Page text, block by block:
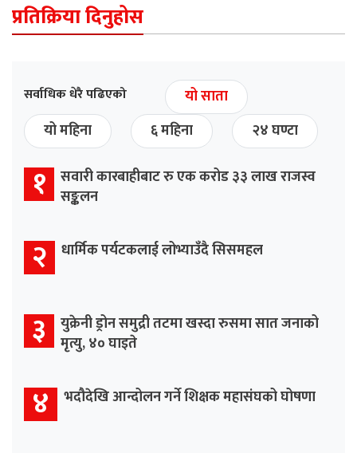
प्रतिक्रिया दिनुहोस
सर्वाधिक धेरै पढिएको
यो साता
यो महिना
६ महिना २४ घण्टा
१
सवारी कारबाहीबाट रु एक करोड ३३ लाख राजस्व
सङ्कलन
२ धार्मिक पर्यटकलाई लोभ्याउँदै सिसमहल
३
युक्रेनी ड्रोन समुद्री तटमा खस्दा रुसमा सात जनाको
मृत्यु, ४० घाइते
४ भदौदेखि आन्दोलन गर्ने शिक्षक महासंघको घोषणा